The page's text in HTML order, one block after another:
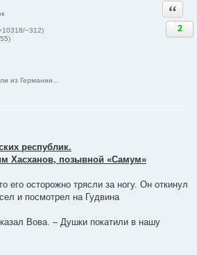
−312)
из Германии...
2
республик.
Хасханов, позывной «Самум»
его осторожно трясли за ногу. Он откинул
и посмотрел на Гудвина
Вова. – Душки покатили в нашу